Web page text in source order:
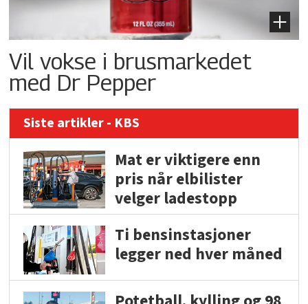
Vil vokse i brusmarkedet
med Dr Pepper
Siste artikler - KBS
Mat er viktigere enn
pris når elbilister
velger ladestopp
Ti bensinstasjoner
legger ned hver måned